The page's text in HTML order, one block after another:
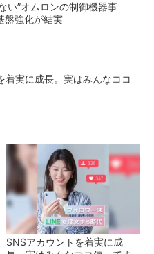
い”オムロンの制御機器事
盤強化が結実
着実に成長。実はみんなココ
SNSアカウントを着実に成